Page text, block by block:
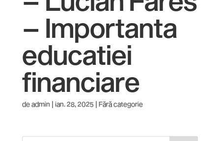
– Importanta
educatiei
financiare
deadmin | ian. 28, 2025| Fără categorie